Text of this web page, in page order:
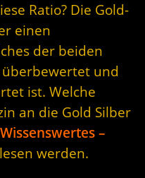
Ratio? Die Gold-
einen
der beiden
und
ist. Welche
an die Gold Silber
Wissenswertes –
werden.